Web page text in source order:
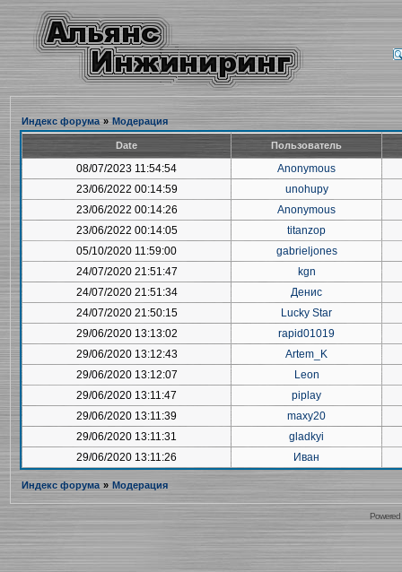
Индекс форума » Модерация
Date Пользователь
08/07/2023 11:54:54
Anonymous
23/06/2022 00:14:59
unohupy
23/06/2022 00:14:26
Anonymous
23/06/2022 00:14:05
titanzop
05/10/2020 11:59:00
gabrieljones
24/07/2020 21:51:47
kgn
24/07/2020 21:51:34
Денис
24/07/2020 21:50:15
Lucky Star
29/06/2020 13:13:02
rapid01019
29/06/2020 13:12:43
Artem_K
29/06/2020 13:12:07
Leon
29/06/2020 13:11:47
piplay
29/06/2020 13:11:39
maxy20
29/06/2020 13:11:31
gladkyi
29/06/2020 13:11:26
Иван
Индекс форума » Модерация